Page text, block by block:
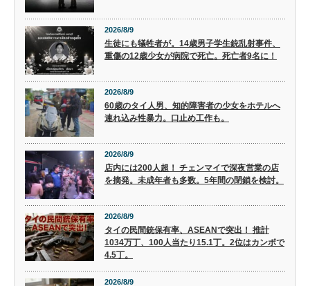
2026/8/9
生徒にも犠牲者が。14歳男子学生銃乱射事件、
重傷の12歳少女が病院で死亡。死亡者9名に！
2026/8/9
60歳のタイ人男、知的障害者の少女をホテルへ
連れ込み性暴力。口止め工作も。
2026/8/9
店内には200人超！ チェンマイで深夜営業の店
を摘発。未成年者も多数。5年間の閉鎖を検討。
2026/8/9
タイの民間銃保有率、ASEANで突出！ 推計
1034万丁、100人当たり15.1丁。2位はカンボで
4.5丁。
2026/8/9